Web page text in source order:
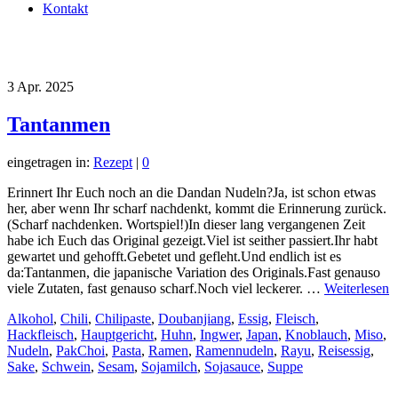
Kontakt
3 Apr. 2025
Tantanmen
eingetragen in: Rezept | 0
Erinnert Ihr Euch noch an die Dandan Nudeln?Ja, ist schon etwas
her, aber wenn Ihr scharf nachdenkt, kommt die Erinnerung zurück.
(Scharf nachdenken. Wortspiel!)In dieser lang vergangenen Zeit
habe ich Euch das Original gezeigt.Viel ist seither passiert.Ihr habt
gewartet und gehofft.Gebetet und gefleht.Und endlich ist es
da:Tantanmen, die japanische Variation des Originals.Fast genauso
viele Zutaten, fast genauso scharf.Noch viel leckerer. … Weiterlesen
Alkohol, Chili, Chilipaste, Doubanjiang, Essig, Fleisch,
Hackfleisch, Hauptgericht, Huhn, Ingwer, Japan, Knoblauch, Miso,
Nudeln, PakChoi, Pasta, Ramen, Ramennudeln, Rayu, Reisessig,
Sake, Schwein, Sesam, Sojamilch, Sojasauce, Suppe